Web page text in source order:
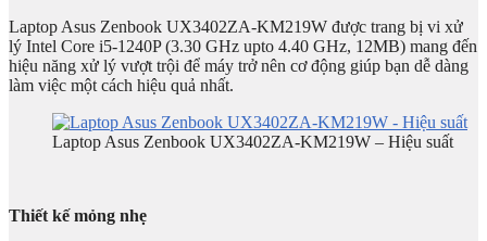
Laptop Asus Zenbook UX3402ZA-KM219W được trang bị vi xử
lý Intel Core i5-1240P (3.30 GHz upto 4.40 GHz, 12MB) mang đến
hiệu năng xử lý vượt trội để máy trở nên cơ động giúp bạn dễ dàng
làm việc một cách hiệu quả nhất.
Laptop Asus Zenbook UX3402ZA-KM219W – Hiệu suất
Thiết kế mỏng nhẹ